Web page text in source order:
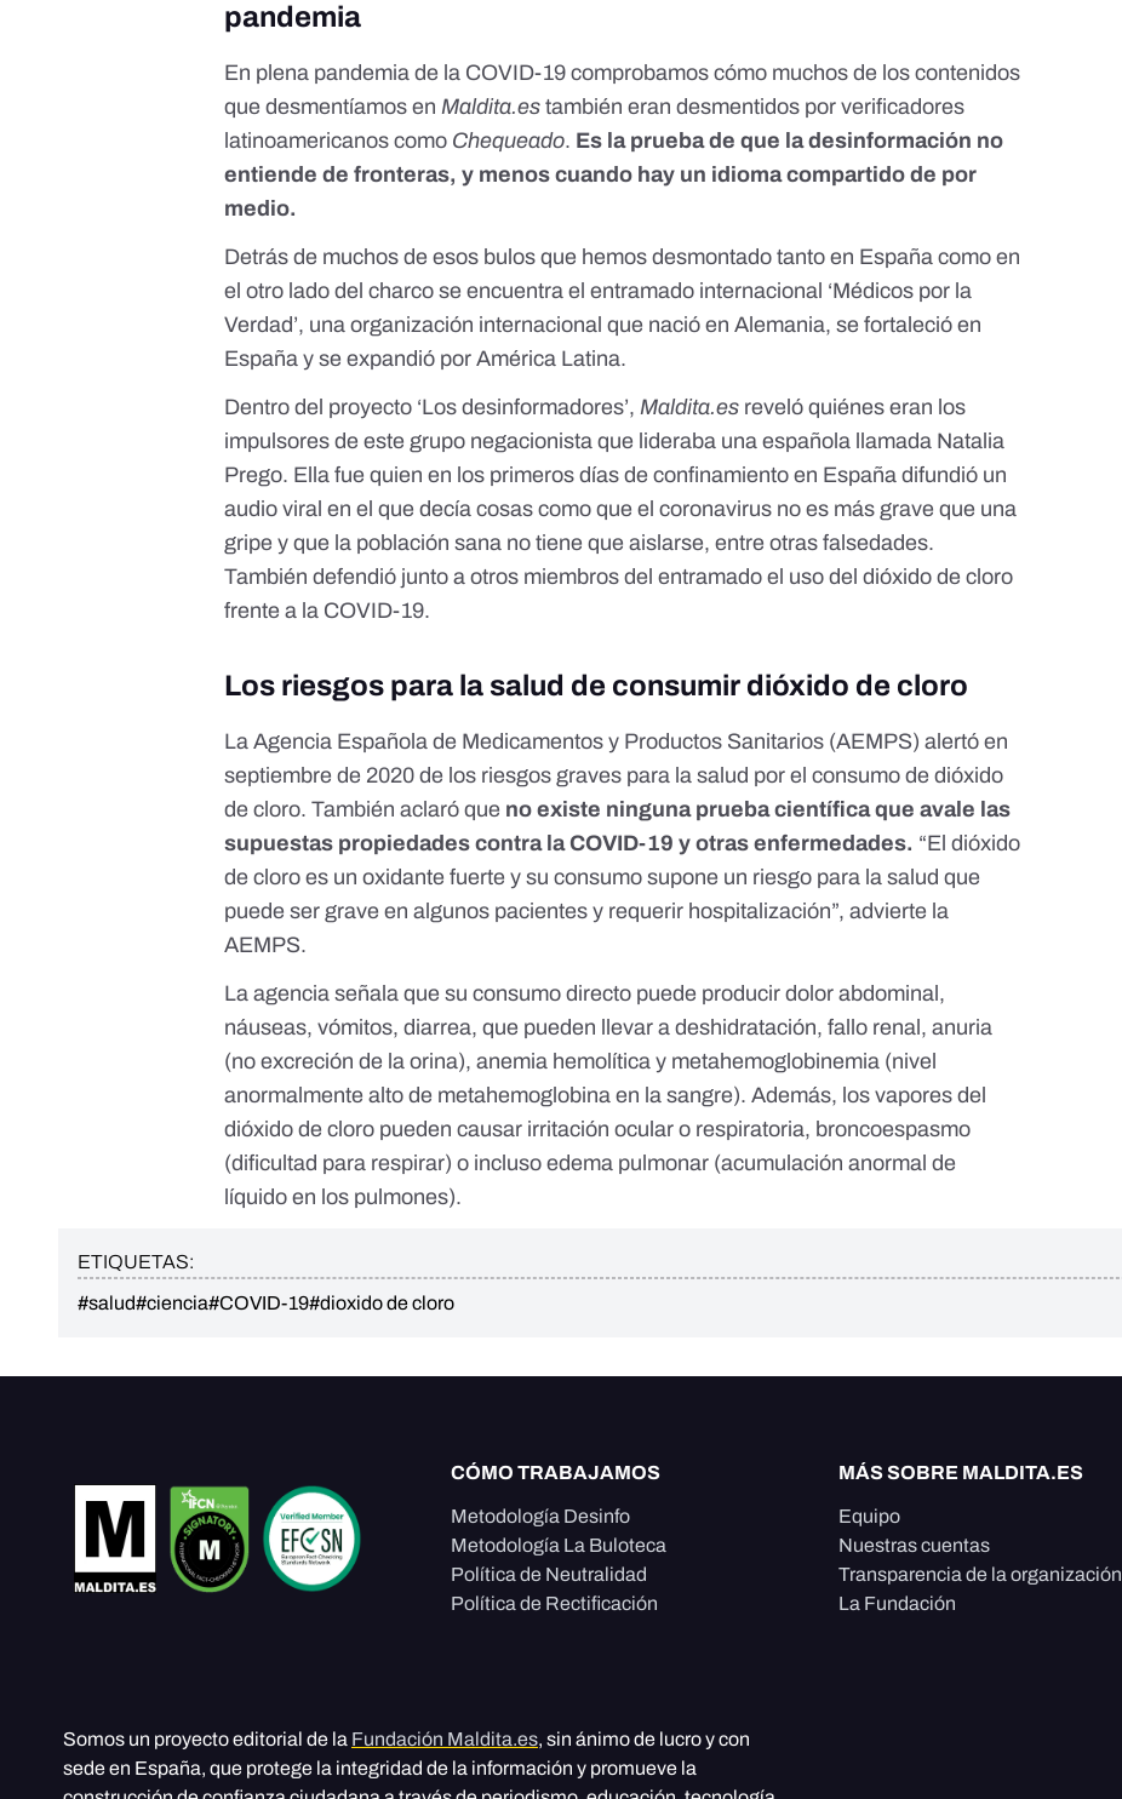
pandemia
En plena pandemia de la COVID-19 comprobamos cómo muchos de los contenidos
que desmentíamos enMaldita.es también eran desmentidos por verificadores
latinoamericanos como Chequeado. Es la prueba de que la desinformación no
entiende de fronteras, y menos cuando hay un idioma compartido de por
medio.
Detrás de muchos de esos bulos que hemos desmontado tanto en España como en
el otro lado del charco se encuentra el entramado internacional ‘Médicos por la
Verdad’, una organización internacional que nació en Alemania, se fortaleció en
España y se expandió por América Latina.
Dentro del proyecto ‘Los desinformadores’,Maldita.es reveló quiénes eran los
impulsores de este grupo negacionista que lideraba una española llamada Natalia
Prego. Ella fue quien en los primeros días de confinamiento en Españadifundió un
audio viral en el que decía cosas como que el coronavirus no es más grave que una
gripe y que la población sana no tiene que aislarse, entre otras falsedades.
También defendió junto a otros miembros del entramado el uso del dióxido de cloro
frente a la COVID-19.
Los riesgos para la salud de consumir dióxido de cloro
La Agencia Española de Medicamentos y Productos Sanitarios (AEMPS) alertó en
septiembre de 2020 de los riesgos graves para la salud por el consumo de dióxido
de cloro. También aclaró que no existe ninguna prueba científica que avale las
supuestas propiedades contra la COVID-19 y otras enfermedades. “El dióxido
de cloro es un oxidante fuerte y su consumo supone un riesgo para la salud que
puede ser grave en algunos pacientes y requerir hospitalización”, advierte la
AEMPS.
La agencia señala que su consumo directo puede producir dolor abdominal,
náuseas, vómitos, diarrea, que pueden llevar a deshidratación, fallo renal, anuria
(no excreción de la orina), anemia hemolítica y metahemoglobinemia (nivel
anormalmente alto de metahemoglobina en la sangre). Además, los vapores del
dióxido de cloro pueden causar irritación ocular o respiratoria, broncoespasmo
(dificultad para respirar) o incluso edema pulmonar (acumulación anormal de
líquido en los pulmones).
ETIQUETAS:
#salud#ciencia#COVID-19#dioxido de cloro
CÓMO TRABAJAMOS
Metodología Desinfo
Metodología La Buloteca
Política de Neutralidad
Política de Rectificación
MÁS SOBRE MALDITA.ES
Equipo
Nuestras cuentas
Transparencia de la organización
La Fundación
Somos un proyecto editorial de la Fundación Maldita.es, sin ánimo de lucro y con
sede en España, que protege la integridad de la información y promueve la